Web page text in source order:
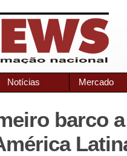
Notícias Mercado
barco a